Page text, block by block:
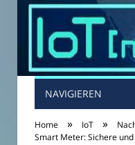
NAVIGIEREN
Home » IoT »
Smart Meter: Sichere